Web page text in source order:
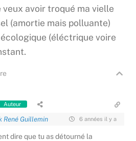
avoir troqué ma vielle
(amortie mais polluante)
(éléctrique voire
Auteur
René Guillemin 6 années il y a
dire que tu as détourné la